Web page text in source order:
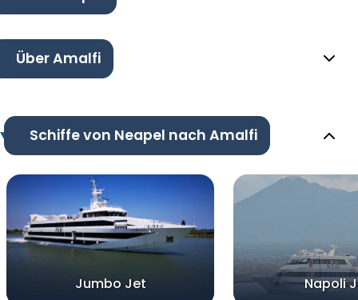
Über Amalfi
Schiffe von Neapel nach Amalfi
Jumbo Jet Napoli